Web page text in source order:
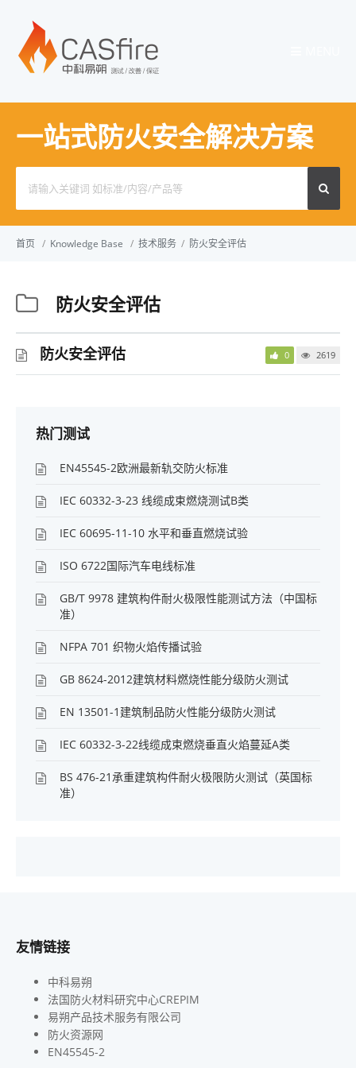
一站式防火安全解决方案
for:
首页 / Knowledge Base / 技术服务 / 防火安全评估
防火安全评估
防火安全评估 0 2619
热门测试
EN45545-2欧洲最新轨交防火标准
IEC 60332-3-23 线缆成束燃烧测试B类
IEC 60695-11-10 水平和垂直燃烧试验
ISO 6722国际汽车电线标准
GB/T 9978 建筑构件耐火极限性能测试方法（中国标
准）
NFPA 701 织物火焰传播试验
GB 8624-2012建筑材料燃烧性能分级防火测试
EN 13501-1建筑制品防火性能分级防火测试
IEC 60332-3-22线缆成束燃烧垂直火焰蔓延A类
BS 476-21承重建筑构件耐火极限防火测试（英国标
准）
友情链接
中科易朔
法国防火材料研究中心CREPIM
易朔产品技术服务有限公司
防火资源网
EN45545-2